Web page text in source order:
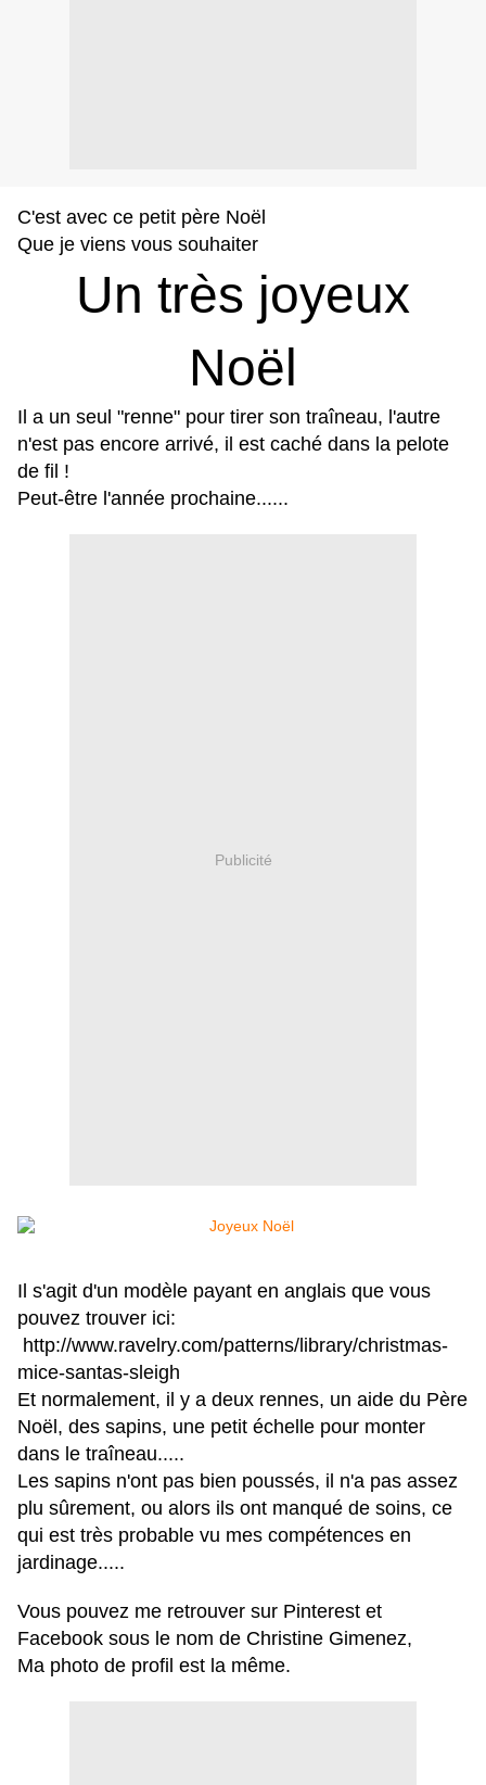
C'est avec ce petit père Noël
Que je viens vous souhaiter
Un très joyeux
Noël
Il a un seul "renne" pour tirer son traîneau, l 'autre
n'est pas encore arrivé, i l est caché dans la pelote
de fil !
Peut-être l'année prochaine......
Publicité
Il s'agit d'un modèle payant en anglais que vous
pouvez trouver ici:
http://www.ravelry.com/patterns/library/christmas-
mice-santas-sleigh
Et normalement, il y a deux rennes, un aide du Père
Noël, des sapins, une petit échelle pour monter
dans le traîneau.....
Les sapins n'ont pas bien poussés, il n'a pas assez
plu sûrement, ou alors ils ont manqué de soins, ce
qui est très probable vu mes compétences en
jardinage.....
Vous pouvez me retrouver sur Pinterest et
Facebook sous le nom de Christine Gimenez,
Ma photo de profil est la même.